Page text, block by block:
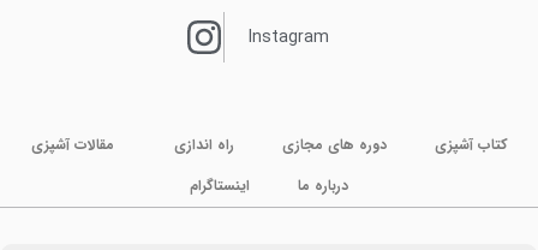
Instagram
کتاب آشپزی دوره های مجازی راه اندازی
مقالات آشپزی
درباره ما
اینستاگرام